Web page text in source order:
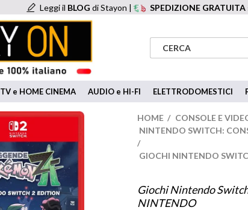
Leggi il BLOG di Stayon | SPEDIZIONE GRATUITA
TV e HOME CINEMA AUDIO e HI-FI ELETTRODOMESTICI
HOME / CONSOLE E
NINTENDO SWITCH:
/
GIOCHI NINTENDO
Giochi Nintendo
NINTENDO